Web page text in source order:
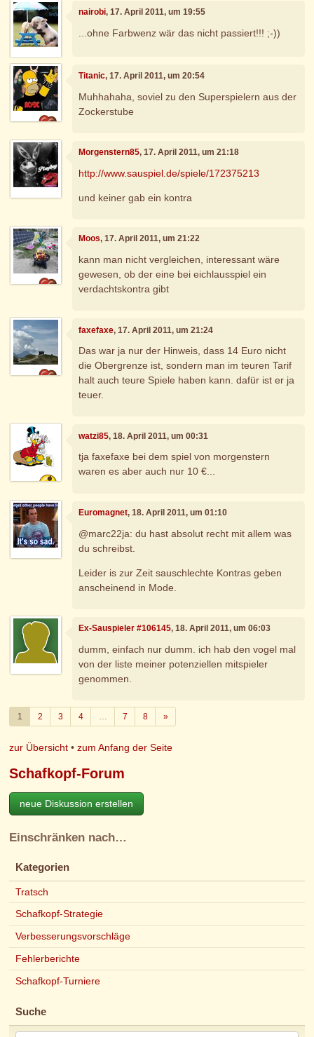
nairobi, 17. April 2011, um 19:55
...ohne Farbwenz wär das nicht passiert!!! ;-))
Titanic, 17. April 2011, um 20:54
Muhhahaha, soviel zu den Superspielern aus der
Zockerstube
Morgenstern85, 17. April 2011, um 21:18
http://www.sauspiel.de/spiele/172375213
und keiner gab ein kontra
Moos, 17. April 2011, um 21:22
kann man nicht vergleichen, interessant wäre
gewesen, ob der eine bei eichlausspiel ein
verdachtskontra gibt
faxefaxe, 17. April 2011, um 21:24
Das war ja nur der Hinweis, dass 14 Euro nicht
die Obergrenze ist, sondern man im teuren Tarif
halt auch teure Spiele haben kann. dafür ist er ja
teuer.
watzi85, 18. April 2011, um 00:31
tja faxefaxe bei dem spiel von morgenstern
waren es aber auch nur 10 €...
Euromagnet, 18. April 2011, um 01:10
@marc22ja: du hast absolut recht mit allem was
du schreibst.
Leider is zur Zeit sauschlechte Kontras geben
anscheinend in Mode.
Ex-Sauspieler #106145, 18. April 2011, um 06:03
dumm, einfach nur dumm. ich hab den vogel mal
von der liste meiner potenziellen mitspieler
genommen.
1 2 3 4 7 8 »Weiter
zur Übersicht •zum Anfang der Seite
Schafkopf-Forum
neue Diskussion erstellen
Einschränken nach…
Kategorien
Tratsch
Schafkopf-Strategie
Verbesserungsvorschläge
Fehlerberichte
Schafkopf-Turniere
Suche